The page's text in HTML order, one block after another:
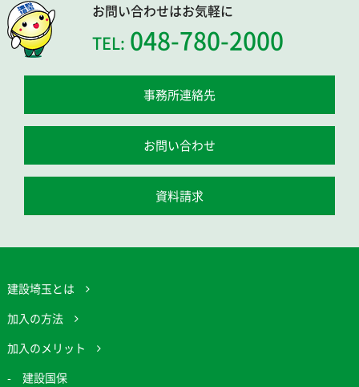
お問い合わせはお気軽に
TEL: 048-780-2000
事務所連絡先
お問い合わせ
資料請求
建設埼玉とは
加入の方法
加入のメリット
建設国保